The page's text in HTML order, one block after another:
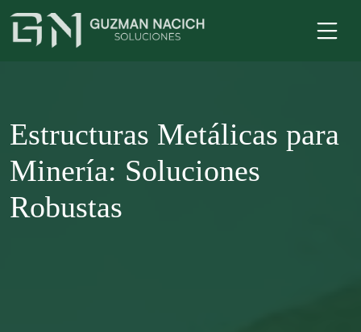
Estructuras Metálicas para
Minería: Soluciones
Robustas